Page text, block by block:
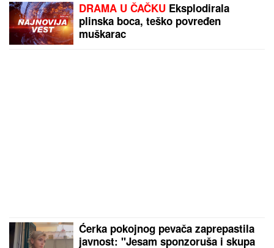
DRAMA U ČAČKU Eksplodirala
plinska boca, teško povređen
muškarac
Ćerka pokojnog pevača zaprepastila
javnost: "Jesam sponzoruša i skupa